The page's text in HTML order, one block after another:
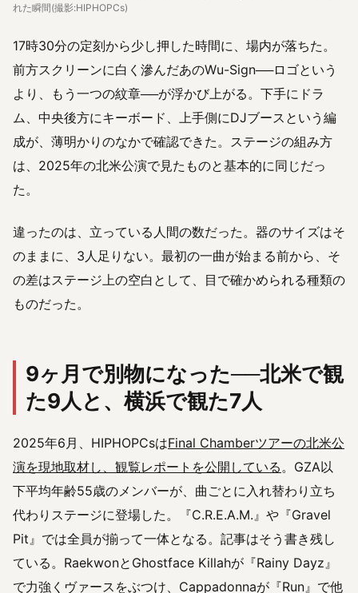
れた瞬間(撮影:HIPHOPCs)
17時30分の定刻から少し押した時間に、場内が落ちた。
前方スクリーンに白く滲んだあのWu-Sign──ロゴという
より、もう一つの紋章──が浮かび上がる。下手にドラ
ム、中央後方にキーボード、上手側にDJブースという編
成が、薄明かりのなかで確認できた。ステージの組み方
は、2025年の北米公演で見たものと基本的に同じだっ
た。
違ったのは、立っている人間の数だった。器のサイズはそ
のままに、3人足りない。最初の一曲が始まる前から、そ
の差はステージ上の空白として、目で確かめられる種類の
ものだった。
9ヶ月で別物になった──北米で観
た9人と、横浜で観た7人
2025年6月、HIPHOPCsはFinal Chamberツアーの北米公
演を現地取材し、観覧レポートを公開している 。GZA以
下平均年齢55歳のメンバーが、曲ごとに入れ替わり立ち
代わりステージに登場した。『C.R.E.A.M.』や『Gravel
Pit』では全員が揃って一体となる。記事はそう書き残し
ている。RaekwonとGhostface Killahが『Rainy Dayz』
で力強くヴァースをぶつけ、Cappadonnaが『Run』で他